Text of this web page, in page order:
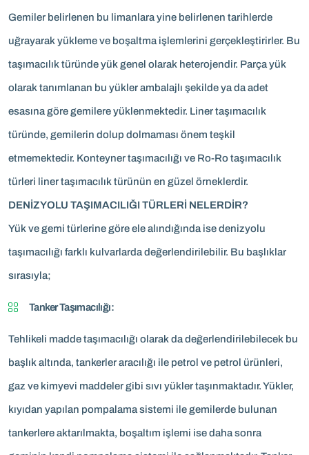
Gemiler belirlenen bu limanlara yine belirlenen tarihlerde
uğrayarak yükleme ve boşaltma işlemlerini gerçekleştirirler. Bu
taşımacılık türünde yük genel olarak heterojendir. Parça yük
olarak tanımlanan bu yükler ambalajlı şekilde ya da adet
esasına göre gemilere yüklenmektedir. Liner taşımacılık
türünde, gemilerin dolup dolmaması önem teşkil
etmemektedir. Konteyner taşımacılığı ve Ro-Ro taşımacılık
türleri liner taşımacılık türünün en güzel örneklerdir.
DENİZYOLU TAŞIMACILIĞI TÜRLERİ NELERDİR?
Yük ve gemi türlerine göre ele alındığında ise denizyolu
taşımacılığı farklı kulvarlarda değerlendirilebilir. Bu başlıklar
sırasıyla;
Tanker Taşımacılığı:
Tehlikeli madde taşımacılığı olarak da değerlendirilebilecek bu
başlık altında, tankerler aracılığı ile petrol ve petrol ürünleri,
gaz ve kimyevi maddeler gibi sıvı yükler taşınmaktadır. Yükler,
kıyıdan yapılan pompalama sistemi ile gemilerde bulunan
tankerlere aktarılmakta, boşaltım işlemi ise daha sonra